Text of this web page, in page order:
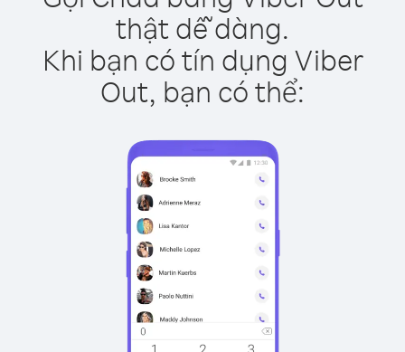
thật dễ dàng.
Khi bạn có tín dụng Viber
Out, bạn có thể: